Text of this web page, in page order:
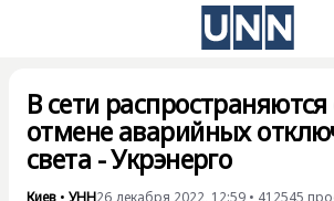
В сети
отмене аварийных
света - Укрэнерго
Киев • УНН26 декабря 2022, 12:59 • 412545